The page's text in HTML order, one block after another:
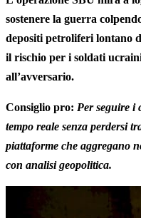
sostenere la guerra
depositi petroliferi lontano
il rischio per i soldati
all’avversario.
Consiglio pro: Per seguire i
tempo reale senza perdersi
piattaforme che aggregano
con analisi geopolitica.